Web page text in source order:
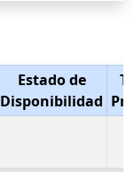
Estado de
Disponibilidad